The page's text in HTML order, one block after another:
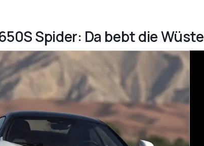
Spider: Da bebt die Wüste